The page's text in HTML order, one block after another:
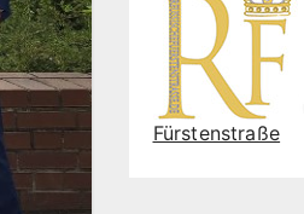
Fürstenstraße